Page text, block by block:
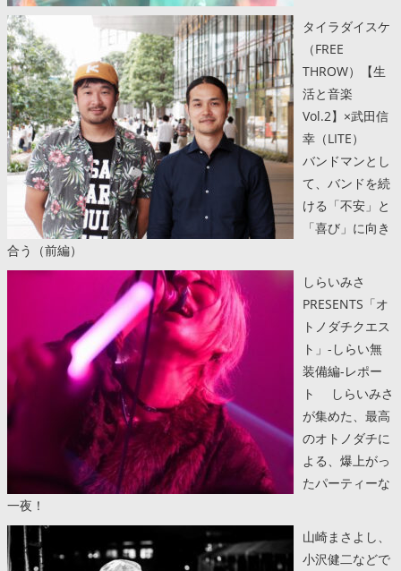
タイラダイスケ
（FREE
THROW）【生
活と音楽
Vol.2】×武田信
幸（LITE）
バンドマンとし
て、バンドを続
ける「不安」と
「喜び」に向き
合う（前編）
しらいみさ
PRESENTS「オ
トノダチクエス
ト」-しらい無
装備編-レポー
ト しらいみさ
が集めた、最高
のオトノダチに
よる、爆上がっ
たパーティーな
一夜！
山崎まさよし、
小沢健二などで